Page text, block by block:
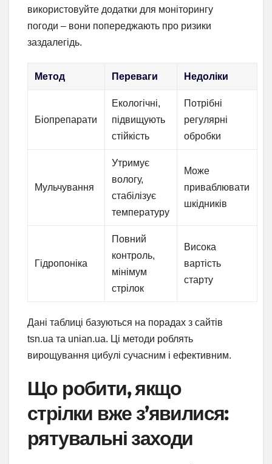
використовуйте додатки для моніторингу
погоди – вони попереджають про ризики
заздалегідь.
Метод Переваги Недоліки
Біопрепарати
Екологічні,
підвищують
стійкість
Потрібні
регулярні
обробки
Мульчування
Утримує
вологу,
стабілізує
температуру
Може
приваблювати
шкідників
Гідропоніка
Повний
контроль,
мінімум
стрілок
Висока
вартість
старту
Дані таблиці базуються на порадах з сайтів
tsn.ua та unian.ua. Ці методи роблять
вирощування цибулі сучасним і ефективним.
Що робити, якщо
стрілки вже з’явилися:
рятувальні заходи